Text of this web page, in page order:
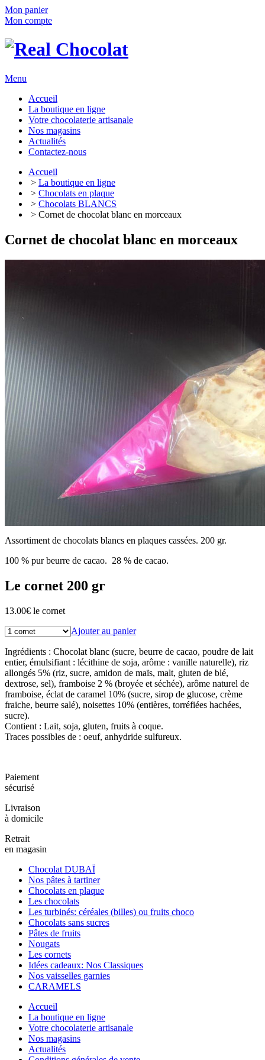
Mon panier
Mon compte
Menu
Accueil
La boutique en ligne
Votre chocolaterie artisanale
Nos magasins
Actualités
Contactez-nous
Accueil
> La boutique en ligne
> Chocolats en plaque
> Chocolats BLANCS
> Cornet de chocolat blanc en morceaux
Cornet de chocolat blanc en morceaux
Assortiment de chocolats blancs en plaques cassées. 200 gr.
100 % pur beurre de cacao. 28 % de cacao.
Le cornet 200 gr
13.00€ le cornet
Ajouter au panier
Ingrédients : Chocolat blanc (sucre, beurre de cacao, poudre de lait
entier, émulsifiant : lécithine de soja, arôme : vanille naturelle), riz
allongés 5% (riz, sucre, amidon de maïs, malt, gluten de blé,
dextrose, sel), framboise 2 % (broyée et séchée), arôme naturel de
framboise, éclat de caramel 10% (sucre, sirop de glucose, crème
fraiche, beurre salé), noisettes 10% (entières, torréfiées hachées,
sucre).
Contient : Lait, soja, gluten, fruits à coque.
Traces possibles de : oeuf, anhydride sulfureux.
Paiement
sécurisé
Livraison
à domicile
Retrait
en magasin
Chocolat DUBAÏ
Nos pâtes à tartiner
Chocolats en plaque
Les chocolats
Les turbinés: céréales (billes) ou fruits choco
Chocolats sans sucres
Pâtes de fruits
Nougats
Les cornets
Idées cadeaux: Nos Classiques
Nos vaisselles garnies
CARAMELS
Accueil
La boutique en ligne
Votre chocolaterie artisanale
Nos magasins
Actualités